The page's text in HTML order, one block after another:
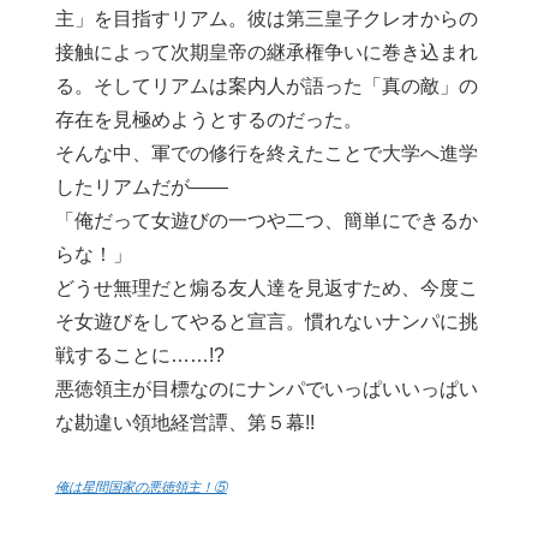
主」を目指すリアム。彼は第三皇子クレオからの
接触によって次期皇帝の継承権争いに巻き込まれ
る。そしてリアムは案内人が語った「真の敵」の
存在を見極めようとするのだった。
そんな中、軍での修行を終えたことで大学へ進学
したリアムだが――
「俺だって女遊びの一つや二つ、簡単にできるか
らな！」
どうせ無理だと煽る友人達を見返すため、今度こ
そ女遊びをしてやると宣言。慣れないナンパに挑
戦することに……!?
悪徳領主が目標なのにナンパでいっぱいいっぱい
な勘違い領地経営譚、第５幕!!
俺は星間国家の悪徳領主！⑤